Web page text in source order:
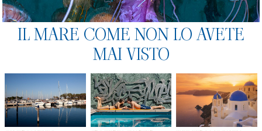
IL MARE COME NON LO AVETE
MAI VISTO